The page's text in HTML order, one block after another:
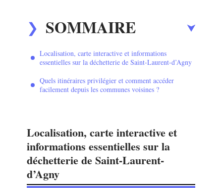
SOMMAIRE
Localisation, carte interactive et informations
essentielles sur la déchetterie de Saint-Laurent-d’Agny
Quels itinéraires privilégier et comment accéder
facilement depuis les communes voisines ?
Localisation, carte interactive et
informations essentielles sur la
déchetterie de Saint-Laurent-
d’Agny